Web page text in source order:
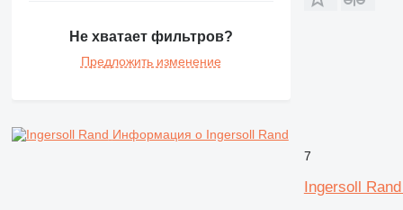
Не хватает фильтров?
Предложить изменение
Информация о Ingersoll Rand
7
Ingersoll